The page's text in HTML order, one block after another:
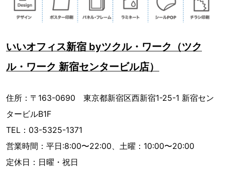
いいオフィス新宿 byツクル・ワーク（ツク
ル・ワーク 新宿センタービル店）
住所：〒163-0690 東京都新宿区西新宿1-25-1 新宿セン
タービルB1F
TEL：03-5325-1371
営業時間：平日:8:00〜22:00、土曜：10:00〜20:00
定休日：日曜・祝日